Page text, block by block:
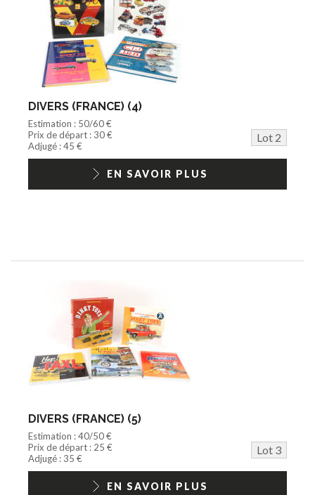
DIVERS (FRANCE) (4)
Estimation : 50/60 €
Prix de départ : 30 €
Lot 2
Adjugé : 45 €
EN SAVOIR PLUS
DIVERS (FRANCE) (5)
Estimation : 40/50 €
Prix de départ : 25 €
Lot 3
Adjugé : 35 €
EN SAVOIR PLUS